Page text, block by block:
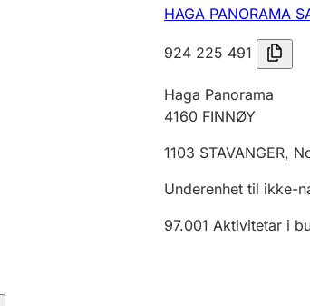
HAGA PANORAMA
924 225 491
Haga Panorama
4160 FINNØY
1103 STAVANGER,
Underenhet til ikke-
97.001 Aktivitetar i